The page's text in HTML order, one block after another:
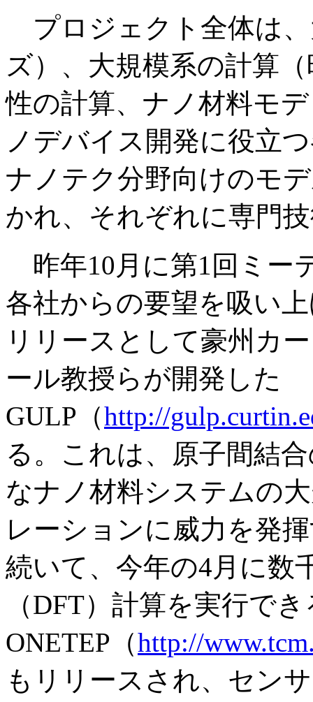
プロジェクト全体は
ズ）、大規模系の計算
性の計算、ナノ材料モ
ノデバイス開発に役立
ナノテク分野向けのモ
かれ、それぞれに専門
昨年10月に第1回ミー
各社からの要望を吸い
リリースとして豪州カ
ール教授らが開発した
GULP（http://
る。これは、原子間結
なナノ材料システムの
レーションに威力を発
続いて、今年の4月に数
（DFT）計算を実行でき
ONETEP（http://
もリリースされ、セン